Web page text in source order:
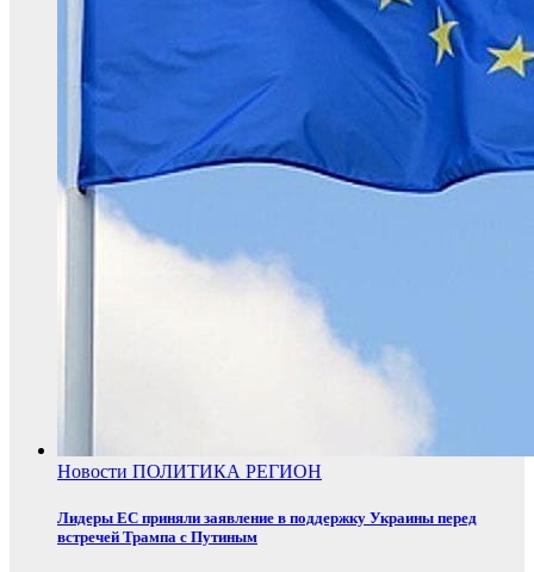
Новости ПОЛИТИКА РЕГИОН
Лидеры ЕС приняли заявление в поддержку Украины перед
встречей Трампа с Путиным